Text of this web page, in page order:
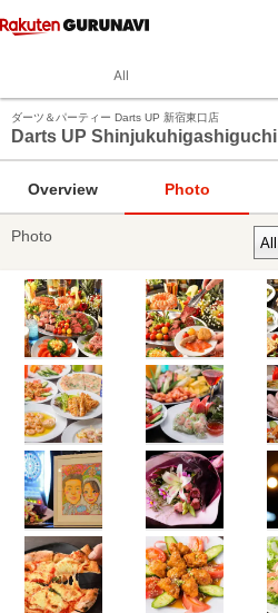
All
ダーツ＆パーティー Darts UP 新宿東口店
Darts UP Shinjukuhigashiguchi
Overview Photo
Photo